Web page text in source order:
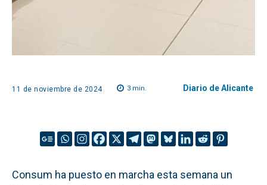
11 de noviembre de 2024 3min. Diario de Alicante
Consum ha puesto en marcha esta semana un